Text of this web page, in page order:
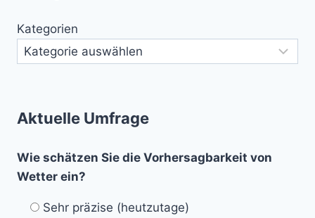
Kategorien
Aktuelle Umfrage
Wie schätzen Sie die Vorhersagbarkeit von
Wetter ein?
Sehr präzise (heutzutage)